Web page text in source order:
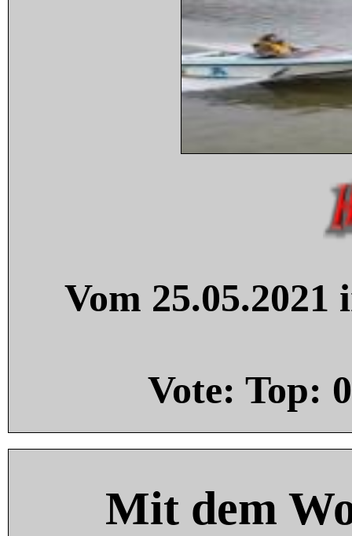
Vom
Vote: Top: 0
Mit dem